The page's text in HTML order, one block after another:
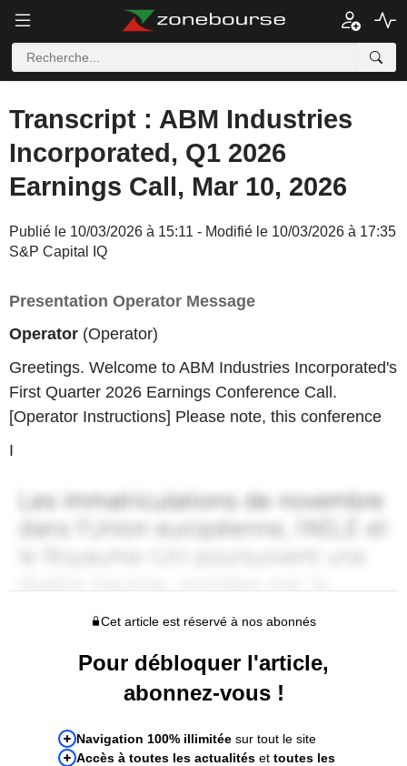
Transcript : ABM Industries
Incorporated, Q1 2026
Earnings Call, Mar 10, 2026
Publié le 10/03/2026 à 15:11 - Modifié le 10/03/2026 à 17:35
S&P Capital IQ
Presentation Operator Message
Operator (Operator)
Greetings. Welcome to ABM Industries Incorporated's
First Quarter 2026 Earnings Conference Call.
[Operator Instructions] Please note, this conference
I
Cet article est réservé à nos abonnés
Pour débloquer l'article,
abonnez-vous !
Navigation 100% illimitée sur tout le site
Accès à toutes les actualités et toutes les